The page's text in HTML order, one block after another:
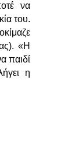
να
του.
«Η
παιδί
η